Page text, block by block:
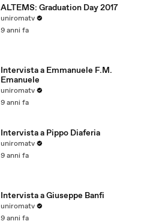
ALTEMS: Graduation Day 2017
uniromatv
9 anni fa
Intervista a Emmanuele F.M.
Emanuele
uniromatv
9 anni fa
Intervista a Pippo Diaferia
uniromatv
9 anni fa
Intervista a Giuseppe Banfi
uniromatv
9 anni fa